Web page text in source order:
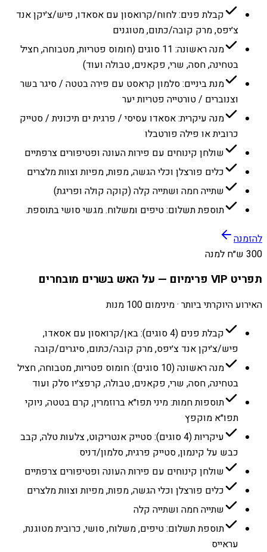
קבלת פנים: לחוח/קרואסון עם אסאדו, פיש/צ׳יקן אנד
צ׳יפס, מרק קובה/כתום, מטוגנים
מנה ראשונה: 11 סוגים (חומוס פטריות, מטבוחה, חציל
בטחינה, חסה, שרי, פקאנים, טבולה ועוד)
מנת ביניים: סלמון קראסט עם פירה בטטה / סיגר בשר
וצנוברים / טורטייה פטריות יער
מנה עיקרית: אסאדו עסיסי / פרגית ים תיכונית / סטייק
כרובית או פילה פורטבלו
שולחן קינוחים עם פירות העונה ופטיפורים צרפתיים
כלים פורצלן וכלי הגשה, מפות, מפיות וצוות מלצרים
שתייה חמה ושתייה קלה (קוקה קולה ופריגת)
תוספת תשלום: טיפים ומשלוח. מגשי סושי בתוספת.
להזמנה
300 ש״ח למנה
תפריט VIP פרימיום — על האש בשרים מובחרים
האירוע היוקרתי ביותר · מינימום 100 מנות
קבלת פנים (4 סוגים): באן/קרואסון עם אסאדו,
פיש/צ׳יקן אנד צ׳יפס, מרק קובה/כתום, סיגרים/קובה
מנה ראשונה (10 סוגים): חומוס פטריות, מטבוחה, חציל
בטחינה, חסה, שרי, פקאנים, טבולה, קרפצ׳יו סלק ועוד
תוספות חמות: מיני תפו״א ברוזמרין, קרם בטטה, ניוקי
תפו״א מוקפץ
עיקריות (4 סוגים): סטייק אנטריקוט, צלעות טלה, קבב
כבש על קינמון, סטייק פרגית, סלמון/דניס
שולחן קינוחים עם פירות העונה ופטיפורים צרפתיים
כלים פורצלן וכלי הגשה, מפות, מפיות וצוות מלצרים
שתייה חמה ושתייה קלה
תוספת תשלום: טיפים, משלוח, סושי, כרובית מטוגנת,
עראייס